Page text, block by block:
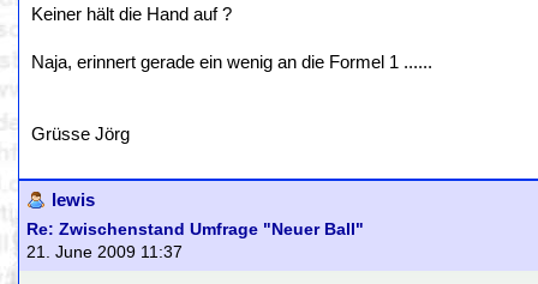
Keiner hält die Hand auf ?
Naja, erinnert gerade ein wenig an die Formel 1 ......
Grüsse Jörg
lewis
Re: Zwischenstand Umfrage "Neuer Ball"
21. June 2009 11:37